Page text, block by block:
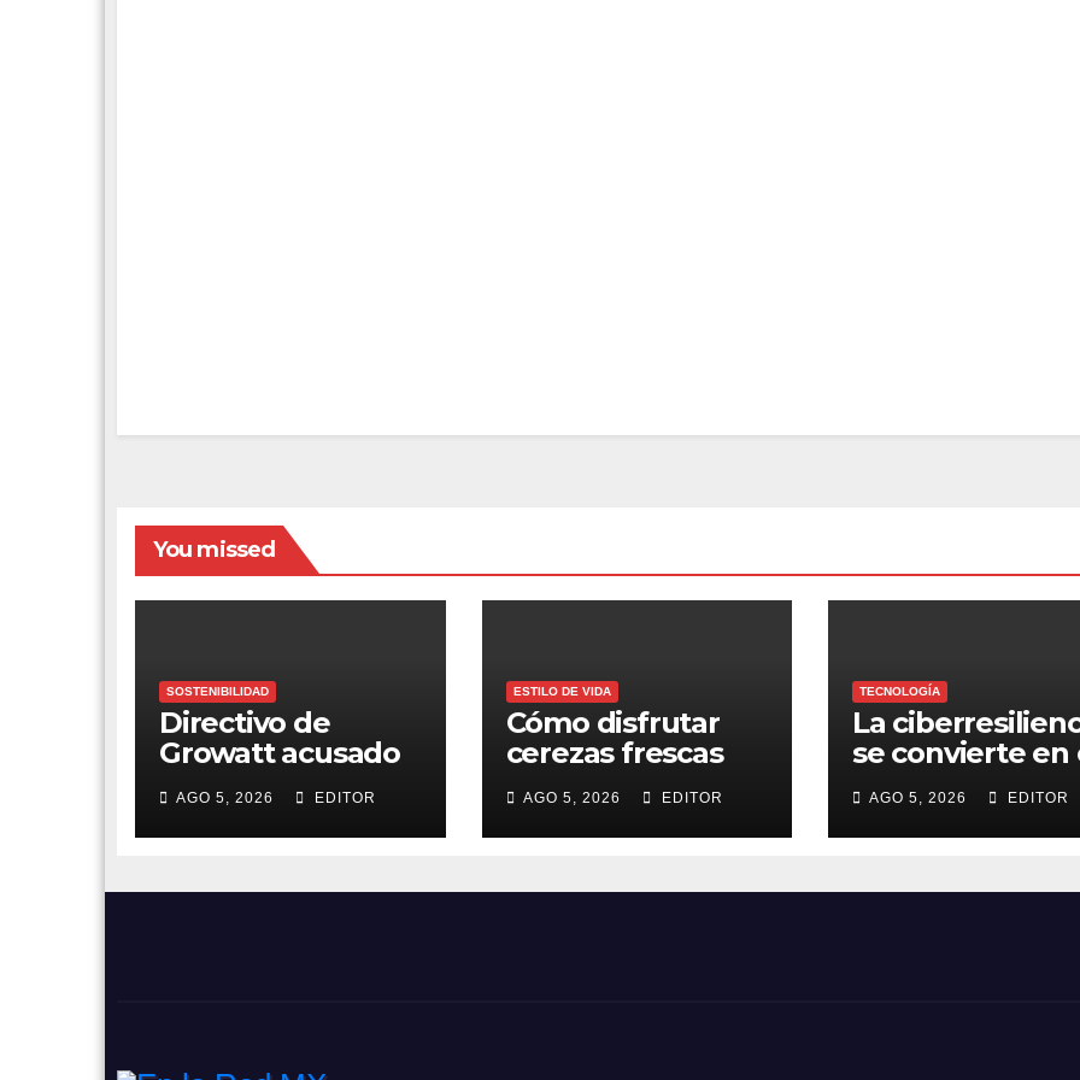
You missed
SOSTENIBILIDAD
Directivo de
Growatt acusado
Australia
AGO 5, 2026 EDITOR
ESTILO DE VIDA
Cómo disfrutar
cerezas frescas
año
AGO 5, 2026 EDITOR
TECNOLOGÍA
La
se convierte en
para proteger a
las
ransomware
AGO 5, 2026 EDITOR